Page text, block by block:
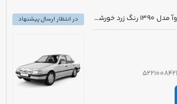
مزایده دولتی خودرو پژو روآ مدل 1390 رنگ زرد خورشیدی با نوار مشکی
در انتظار ارسال پیشنهاد